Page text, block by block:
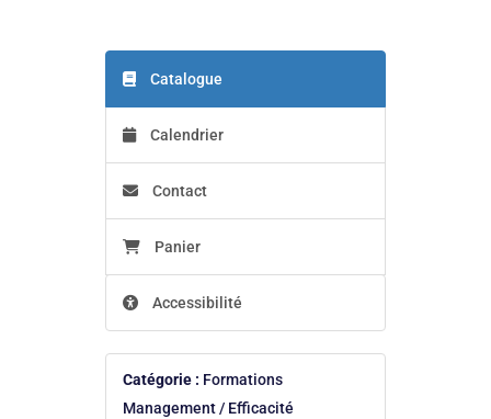
Catalogue
Calendrier
Contact
Panier
Accessibilité
Catégorie : Formations
Management / Efficacité